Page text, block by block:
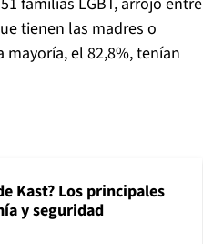
tienen las madres o
mayoría, el 82,8%, tenían
Kast? Los principales
y seguridad